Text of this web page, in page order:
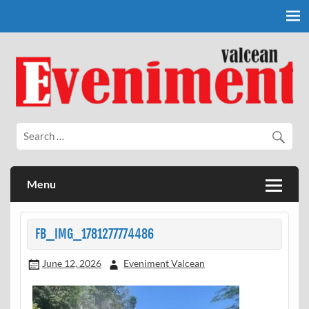
Eveniment Valcean
Menu
FB_IMG_1781277774486
June 12, 2026 Eveniment Valcean